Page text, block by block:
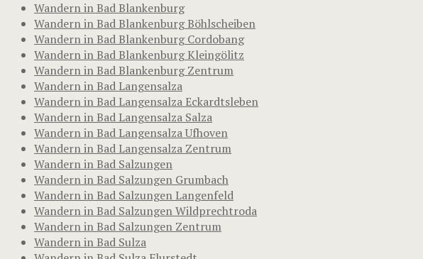
Wandern in Bad Blankenburg
Wandern in Bad Blankenburg Böhlscheiben
Wandern in Bad Blankenburg Cordobang
Wandern in Bad Blankenburg Kleingölitz
Wandern in Bad Blankenburg Zentrum
Wandern in Bad Langensalza
Wandern in Bad Langensalza Eckardtsleben
Wandern in Bad Langensalza Salza
Wandern in Bad Langensalza Ufhoven
Wandern in Bad Langensalza Zentrum
Wandern in Bad Salzungen
Wandern in Bad Salzungen Grumbach
Wandern in Bad Salzungen Langenfeld
Wandern in Bad Salzungen Wildprechtroda
Wandern in Bad Salzungen Zentrum
Wandern in Bad Sulza